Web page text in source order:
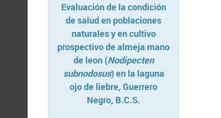
Evaluación de la condición
de salud en poblaciones
naturales y en cultivo
prospectivo de almeja mano
de leon (Nodipecten
subnodosus) en la laguna
ojo de liebre, Guerrero
Negro, B.C.S.